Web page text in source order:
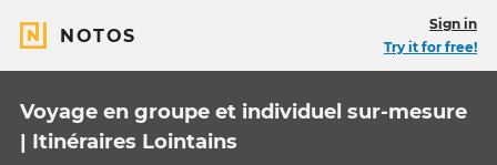
NOTOS
Sign in
Try it for free!
Voyage en groupe et individuel sur-mesure
| Itinéraires Lointains